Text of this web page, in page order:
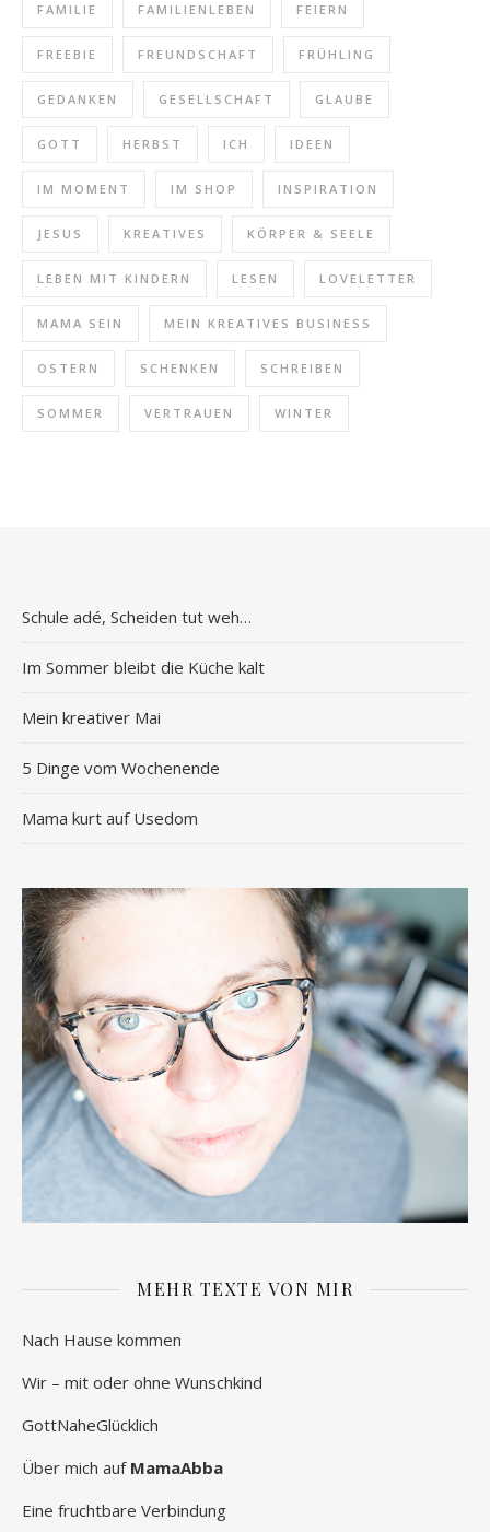
FAMILIE FAMILIENLEBEN FEIERN
FREEBIE FREUNDSCHAFT FRÜHLING
GEDANKEN GESELLSCHAFT GLAUBE
GOTT HERBST ICH IDEEN
IM MOMENT IM SHOP INSPIRATION
JESUS KREATIVES KÖRPER & SEELE
LEBEN MIT KINDERN LESEN LOVELETTER
MAMA SEIN MEIN KREATIVES BUSINESS
OSTERN SCHENKEN SCHREIBEN
SOMMER VERTRAUEN WINTER
Schule adé, Scheiden tut weh…
Im Sommer bleibt die Küche kalt
Mein kreativer Mai
5 Dinge vom Wochenende
Mama kurt auf Usedom
MEHR TEXTE VON MIR
Nach Hause kommen
Wir – mit oder ohne Wunschkind
GottNaheGlücklich
Über mich auf MamaAbba
Eine fruchtbare Verbindung